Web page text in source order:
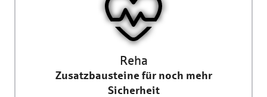
Reha
Zusatzbausteine für noch mehr
Sicherheit